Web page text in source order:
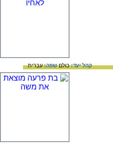
קהל יעד:כולםשפה:עברית